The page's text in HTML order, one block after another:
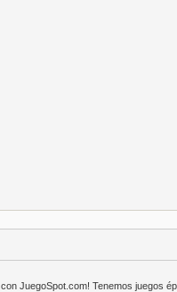
JuegoSpot.com! Tenemos juegos